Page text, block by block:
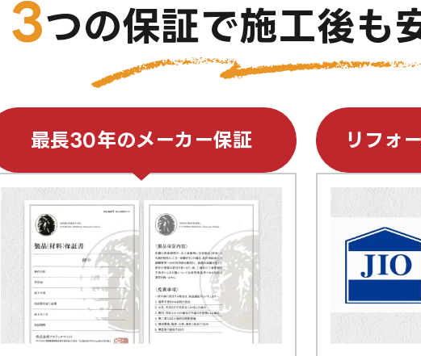
3つの保証で施工後も
最長30年のメーカー保証 リフォ